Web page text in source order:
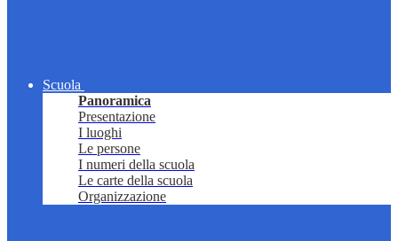
Scuola
Panoramica
Presentazione
I luoghi
Le persone
I numeri della scuola
Le carte della scuola
Organizzazione